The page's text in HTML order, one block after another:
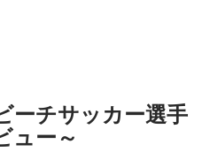
ーチサッカー選手
ュー～